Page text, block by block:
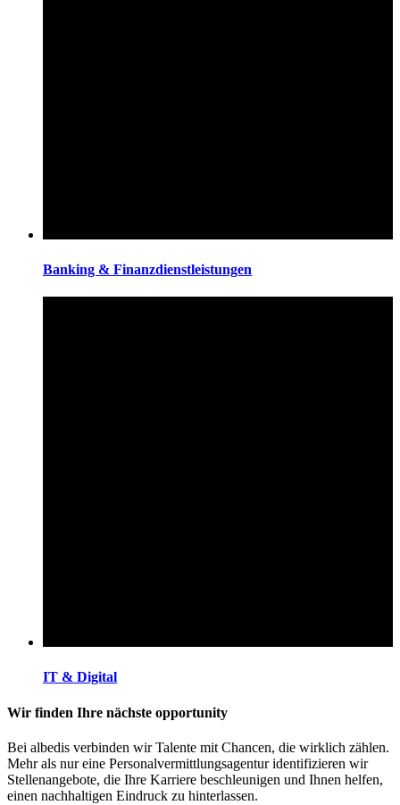
Banking & Finanzdienstleistungen
IT & Digital
Wir finden Ihre nächste opportunity
Bei albedis verbinden wir Talente mit Chancen, die wirklich zählen.
Mehr als nur eine Personalvermittlungsagentur identifizieren wir
Stellenangebote, die Ihre Karriere beschleunigen und Ihnen helfen,
einen nachhaltigen Eindruck zu hinterlassen.